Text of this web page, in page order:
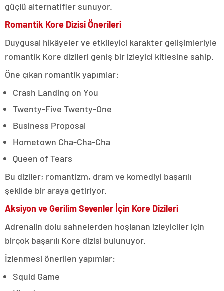
güçlü alternatifler sunuyor.
Romantik Kore Dizisi Önerileri
Duygusal hikâyeler ve etkileyici karakter gelişimleriyle
romantik Kore dizileri geniş bir izleyici kitlesine sahip.
Öne çıkan romantik yapımlar:
Crash Landing on You
Twenty-Five Twenty-One
Business Proposal
Hometown Cha-Cha-Cha
Queen of Tears
Bu diziler; romantizm, dram ve komediyi başarılı
şekilde bir araya getiriyor.
Aksiyon ve Gerilim Sevenler İçin Kore Dizileri
Adrenalin dolu sahnelerden hoşlanan izleyiciler için
birçok başarılı Kore dizisi bulunuyor.
İzlenmesi önerilen yapımlar:
Squid Game